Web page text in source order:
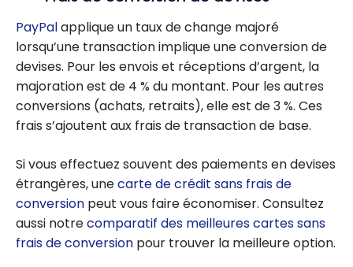
PayPalapplique un taux de change majoré
lorsqu’une transaction implique une conversion de
devises. Pour les envois et réceptions d’argent, la
majoration est de 4 % du montant. Pour les autres
conversions (achats, retraits), elle est de 3 %. Ces
frais s’ajoutent aux frais de transaction de base.
Si vous effectuez souvent des paiements en devises
étrangères, unecarte de crédit sans frais de
conversion peut vous faire économiser. Consultez
aussi notrecomparatif des meilleures cartes sans
frais de conversion pour trouver la meilleure option.